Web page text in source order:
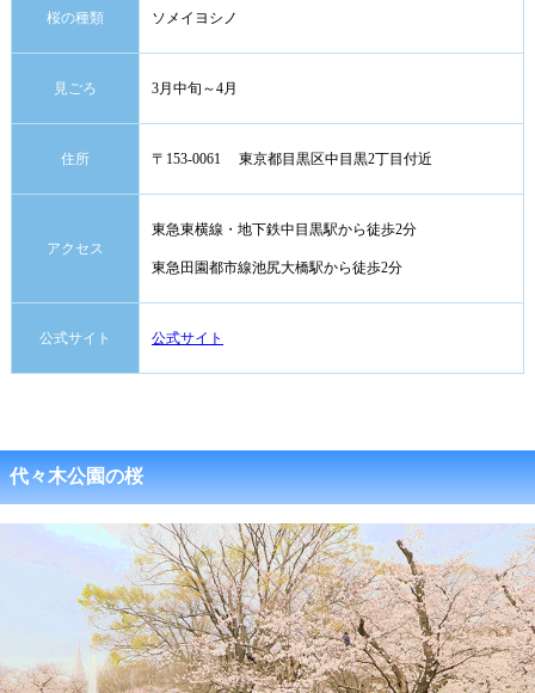
桜の種類 ソメイヨシノ
見ごろ 3月中旬～4月
住所 〒153-0061 東京都目黒区中目黒2丁目付近
アクセス
東急東横線・地下鉄中目黒駅から徒歩2分
東急田園都市線池尻大橋駅から徒歩2分
公式サイト 公式サイト
代々木公園の桜